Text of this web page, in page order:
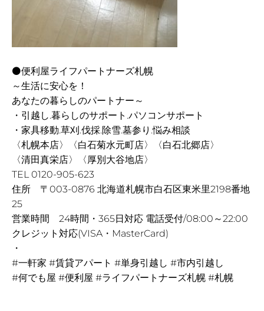
⚫便利屋ライフパートナーズ札幌
～生活に安心を！
あなたの暮らしのパートナー～
・引越し.暮らしのサポート.パソコンサポート
・家具移動.草刈.伐採.除雪.墓参り.悩み相談
〈札幌本店〉〈白石菊水元町店〉〈白石北郷店〉
〈清田真栄店〉〈厚別大谷地店〉
TEL 0120-905-623
住所 〒003-0876 北海道札幌市白石区東米里2198番地
25
営業時間 24時間・365日対応 電話受付/08:00～22:00
クレジット対応(VISA・MasterCard)
・
#一軒家 #賃貸アパート #単身引越し #市内引越し
#何でも屋 #便利屋 #ライフパートナーズ札幌 #札幌